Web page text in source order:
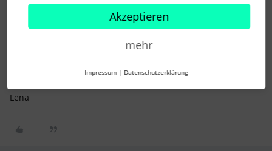
eine andere Lösung/Herangehensweise. :)
@Anna
hat sich hier bereits ausgetauscht, damals hatten sie
Lena
Akzeptieren
mehr
Impressum | Datenschutzerklärung